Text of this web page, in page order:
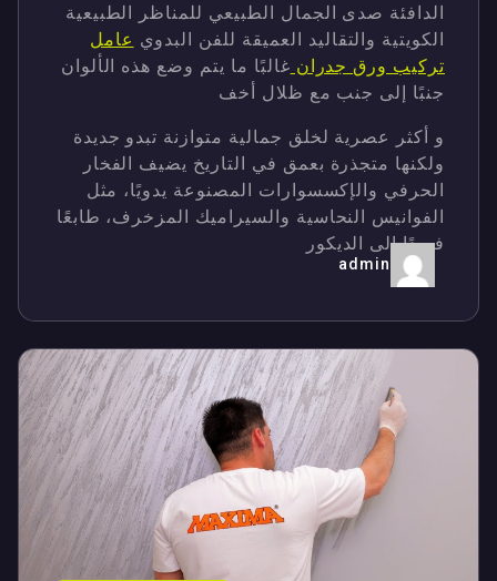
الدافئة صدى الجمال الطبيعي للمناظر الطبيعية
الكويتية والتقاليد العميقة للفن البدوي عامل
تركيب ورق جدران غالبًا ما يتم وضع هذه الألوان
جنبًا إلى جنب مع ظلال أخف
و أكثر عصرية لخلق جمالية متوازنة تبدو جديدة
ولكنها متجذرة بعمق في التاريخ يضيف الفخار
الحرفي والإكسسوارات المصنوعة يدويًا، مثل
الفوانيس النحاسية والسيراميك المزخرف، طابعًا
فريدًا إلى الديكور
admin